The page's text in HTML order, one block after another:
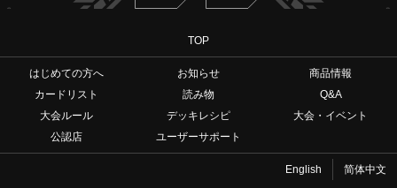
TOP
はじめての方へ お知らせ
商品情報
カードリスト
読み物
Q&A
大会ルール
デッキレシピ
大会・イベント
公認店
ユーザーサポート
English 简体中文